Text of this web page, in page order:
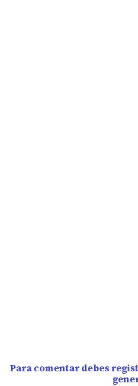
Para comentar debes